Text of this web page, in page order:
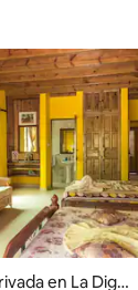
en La Digu